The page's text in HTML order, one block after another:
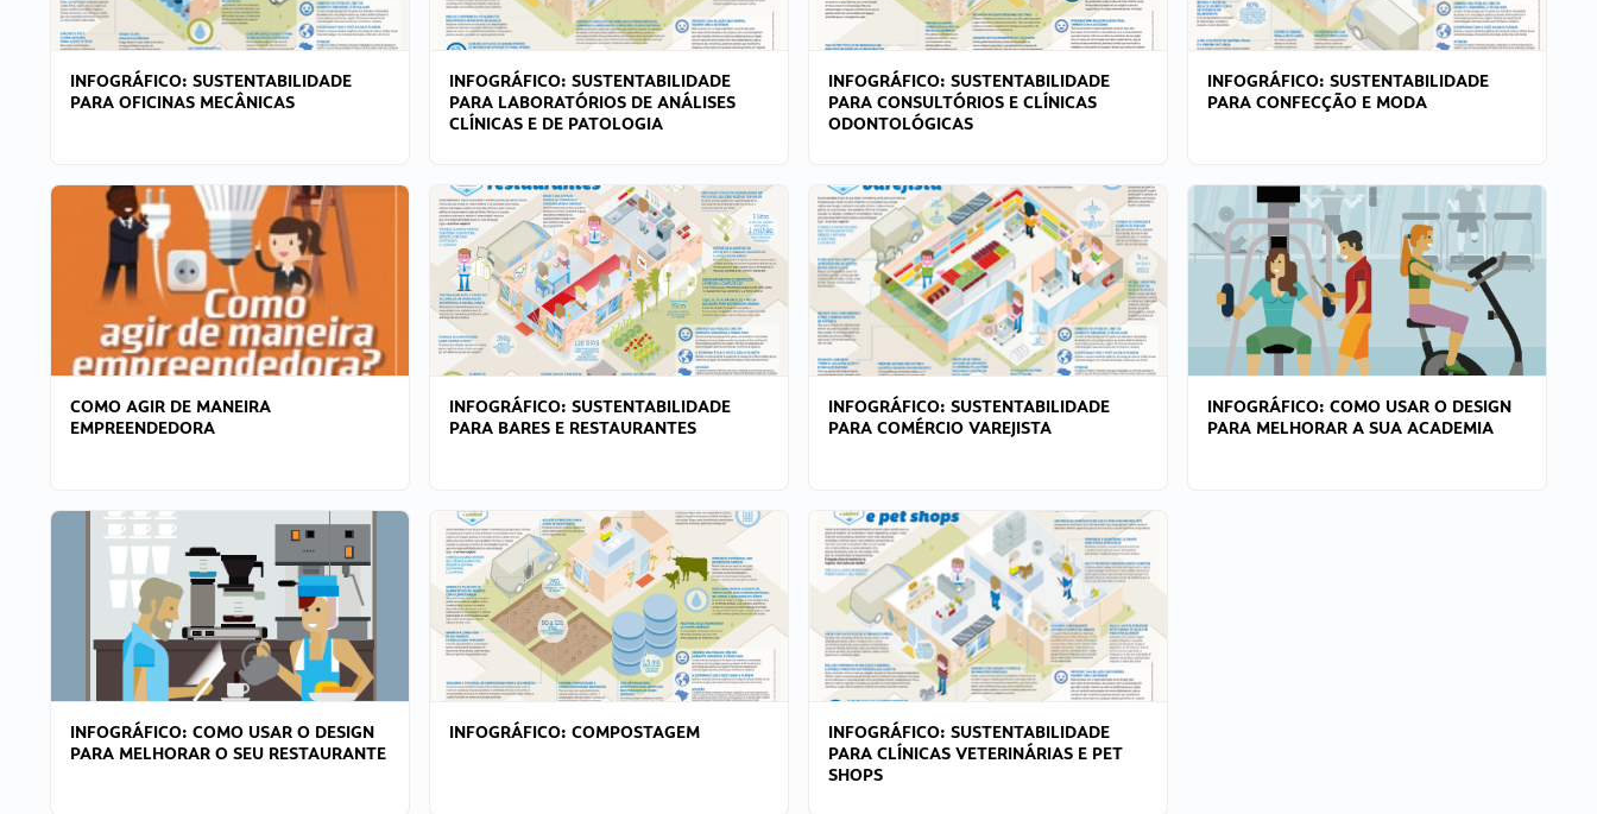
INFOGRÁFICO: SUSTENTABILIDADE
PARA OFICINAS MECÂNICAS
INFOGRÁFICO: SUSTENTABILIDADE
PARA LABORATÓRIOS DE ANÁLISES
CLÍNICAS E DE PATOLOGIA
INFOGRÁFICO: SUSTENTABILIDADE
PARA CONSULTÓRIOS E CLÍNICAS
ODONTOLÓGICAS
INFOGRÁFICO: SUSTENTABILIDADE
PARA CONFECÇÃO E MODA
COMO AGIR DE MANEIRA
EMPREENDEDORA
INFOGRÁFICO: SUSTENTABILIDADE
PARA BARES E RESTAURANTES
INFOGRÁFICO: SUSTENTABILIDADE
PARA COMÉRCIO VAREJISTA
INFOGRÁFICO: COMO USAR O DESIGN
PARA MELHORAR A SUA ACADEMIA
INFOGRÁFICO: COMO USAR O DESIGN
PARA MELHORAR O SEU RESTAURANTE
INFOGRÁFICO: COMPOSTAGEM
INFOGRÁFICO: SUSTENTABILIDADE
PARA CLÍNICAS VETERINÁRIAS E PET
SHOPS